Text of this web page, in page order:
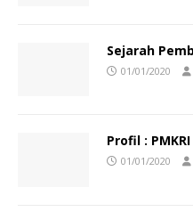
Sejarah
01/01/2020
Profil :
01/01/2020